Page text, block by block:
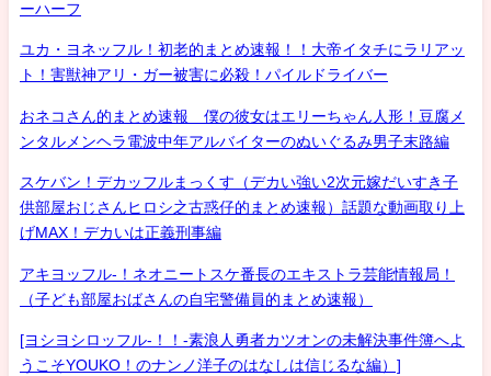
ーハーフ
ユカ・ヨネッフル！初老的まとめ速報！！大帝イタチにラリアッ
ト！害獣神アリ・ガー被害に必殺！パイルドライバー
おネコさん的まとめ速報 僕の彼女はエリーちゃん人形！豆腐メ
ンタルメンヘラ電波中年アルバイターのぬいぐるみ男子末路編
スケバン！デカッフルまっくす（デカい強い2次元嫁だいすき子
供部屋おじさんヒロシ之古惑仔的まとめ速報）話題な動画取り上
げMAX！デカいは正義刑事編
アキヨッフル-！ネオニートスケ番長のエキストラ芸能情報局！
（子ども部屋おばさんの自宅警備員的まとめ速報）
[ヨシヨシロッフル-！！-素浪人勇者カツオンの未解決事件簿へよ
うこそYOUKO！のナンノ洋子のはなしは信じるな編）]